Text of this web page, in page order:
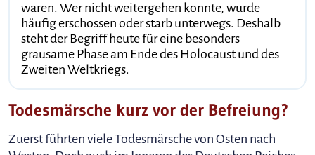
waren. Wer nicht weitergehen konnte, wurde
häufig erschossen oder starb unterwegs. Deshalb
steht der Begriff heute für eine besonders
grausame Phase am Ende des Holocaust und des
Zweiten Weltkriegs.
Todesmärsche kurz vor der Befreiung?
Zuerst führten viele Todesmärsche von Osten nach